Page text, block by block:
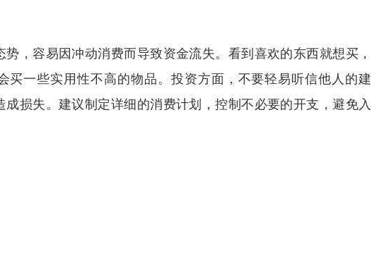
，容易因冲动消费而导致资金流失。看到喜欢的东西就想买，
买一些实用性不高的物品。投资方面，不要轻易听信他人的建
成损失。建议制定详细的消费计划，控制不必要的开支，避免入